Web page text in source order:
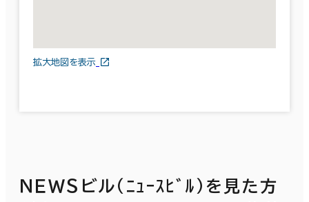
拡大地図を表示
ＮＥＷＳビル（ﾆｭｰｽﾋﾞﾙ）を見た方